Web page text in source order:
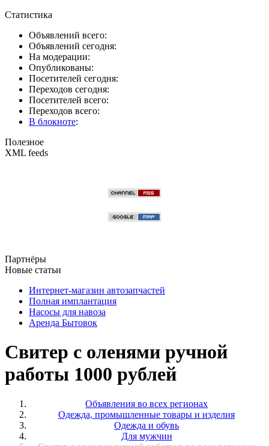
Статистика
Объявлений всего:
Объявлений сегодня:
На модерации:
Опубликованы:
Посетителей сегодня:
Переходов сегодня:
Посетителей всего:
Переходов всего:
В блокноте:
Полезное
XML feeds
Партнёры
Новые статьи
Интернет-магазин автозапчастей
Полная имплантация
Насосы для навоза
Аренда Бытовок
Свитер с оленями ручной
работы 1000 рублей
Объявления во всех регионах
Одежда, промышленные товары и изделия
Одежда и обувь
Для мужчин